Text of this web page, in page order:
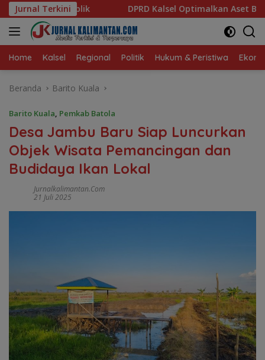
Langsung
ke
konten
Jurnal Terkini
‎DPRD Kalsel Optimalkan Aset Badan Penghubung demi PAD
Home Kalsel Regional Politik Hukum & Peristiwa
Beranda Barito Kuala
Barito Kuala, Pemkab Batola
Desa Jambu Baru Siap Luncurkan
Objek Wisata Pemancingan dan
Budidaya Ikan Lokal
Jurnalkalimantan.com
21 Juli 2025